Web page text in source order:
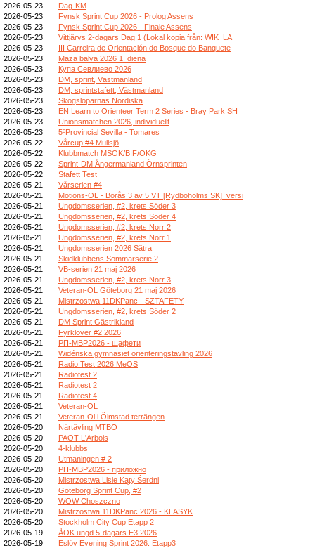
2026-05-23
Dag-KM
2026-05-23
Fynsk Sprint Cup 2026 - Prolog Assens
2026-05-23
Fynsk Sprint Cup 2026 - Finale Assens
2026-05-23
Vittjärvs 2-dagars Dag 1 (Lokal kopia från: WIK_LA
2026-05-23
III Carreira de Orientación do Bosque do Banquete
2026-05-23
Mazā balva 2026 1. diena
2026-05-23
Купа Севлиево 2026
2026-05-23
DM, sprint, Västmanland
2026-05-23
DM, sprintstafett, Västmanland
2026-05-23
Skogslöparnas Nordiska
2026-05-23
EN Learn to Orienteer Term 2 Series - Bray Park SH
2026-05-23
Unionsmatchen 2026, individuellt
2026-05-23
5ºProvincial Sevilla - Tomares
2026-05-22
Vårcup #4 Mullsjö
2026-05-22
Klubbmatch MSOK/BIF/OKG
2026-05-22
Sprint-DM Ångermanland Örnsprinten
2026-05-22
Stafett Test
2026-05-21
Vårserien #4
2026-05-21
Motions-OL - Borås 3 av 5 VT [Rydboholms SK]_versi
2026-05-21
Ungdomsserien, #2, krets Söder 3
2026-05-21
Ungdomsserien, #2, krets Söder 4
2026-05-21
Ungdomsserien, #2, krets Norr 2
2026-05-21
Ungdomsserien, #2, krets Norr 1
2026-05-21
Ungdomsserien 2026 Sätra
2026-05-21
Skidklubbens Sommarserie 2
2026-05-21
VB-serien 21 maj 2026
2026-05-21
Ungdomsserien, #2, krets Norr 3
2026-05-21
Veteran-OL Göteborg 21 maj 2026
2026-05-21
Mistrzostwa 11DKPanc - SZTAFETY
2026-05-21
Ungdomsserien, #2, krets Söder 2
2026-05-21
DM Sprint Gästrikland
2026-05-21
Fyrklöver #2 2026
2026-05-21
РП-МВР2026 - щафети
2026-05-21
Widénska gymnasiet orienteringstävling 2026
2026-05-21
Radio Test 2026 MeOS
2026-05-21
Radiotest 2
2026-05-21
Radiotest 2
2026-05-21
Radiotest 4
2026-05-21
Veteran-OL
2026-05-21
Veteran-Ol i Ölmstad terrängen
2026-05-20
Närtävling MTBO
2026-05-20
PAOT L'Arbois
2026-05-20
4-klubbs
2026-05-20
Utmaningen # 2
2026-05-20
РП-МВР2026 - приложно
2026-05-20
Mistrzostwa Lisie Kąty Śerdni
2026-05-20
Göteborg Sprint Cup, #2
2026-05-20
WOW Choszczno
2026-05-20
Mistrzostwa 11DKPanc 2026 - KLASYK
2026-05-20
Stockholm City Cup Etapp 2
2026-05-19
ÅOK ungd 5-dagars E3 2026
2026-05-19
Eslöv Evening Sprint 2026. Etapp3